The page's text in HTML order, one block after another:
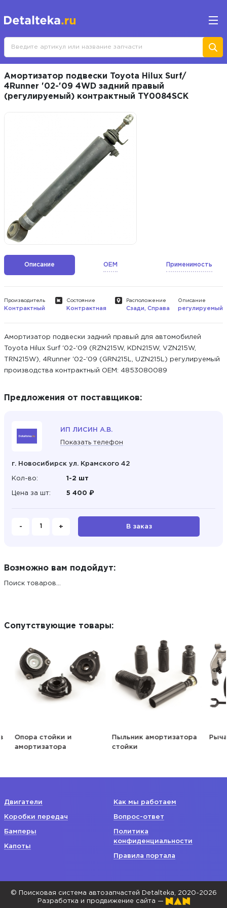
Амортизатор подвески Toyota Hilux Surf/
4Runner '02-'09 4WD задний правый
(регулируемый) контрактный TY0084SCK
Описание OEM Применимость
Производитель
Контрактный
Состояние
Контрактная
Расположение
Сзади, Справа
Описание
регулируемый
Амортизатор подвески задний правый для автомобилей
Toyota Hilux Surf '02-'09 (RZN215W, KDN215W, VZN215W,
TRN215W), 4Runner '02-'09 (GRN215L, UZN215L) регулируемый
производства контрактный ОЕМ: 4853080089
Предложения от поставщиков:
ИП ЛИСИН А.В.
Показать телефон
г. Новосибирск ул. Крамского 42
Кол-во: 1-2 шт
Цена за шт: 5 400 ₽
- + В заказ
Возможно вам подойдут:
Поиск товаров...
Сопутствующие товары:
Опора стойки и
амортизатора
Пыльник амортизатора
стойки
Рычаг
Двигатели
Коробки передач
Бамперы
Капоты
Как мы работаем
Вопрос-ответ
Политика
конфиденциальности
Правила портала
© Поисковая система автозапчастей Detalteka, 2020-2026
Разработка и продвижение сайта —